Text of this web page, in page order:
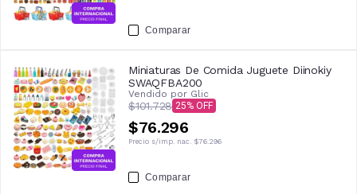
Comparar
Miniaturas De Comida Juguete Diinokiy
SWAQFBA200
Vendido por Glic
$101.728 25
$76.296
Precio s/imp. nac. $76.296
Comparar